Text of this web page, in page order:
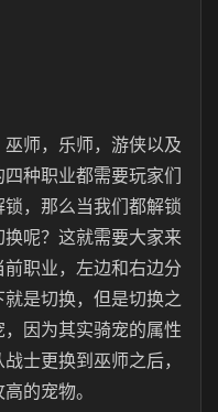
师，乐师，游侠以及
种职业都需要玩家们
，那么当我们都解锁
呢？这就需要大家来
职业，左边和右边分
是切换，但是切换之
因为其实骑宠的属性
士更换到巫师之后，
的宠物。